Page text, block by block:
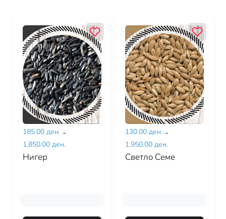
185.00 ден. -
1,850.00 ден.
Нигер
130.00 ден. -
1,950.00 ден.
Светло Семе